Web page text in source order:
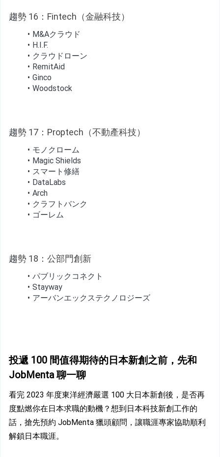
趨勢 16：Fintech（金融科技）
M&Aクラウド
H.I.F.
クラウドローン
RemitAid
Ginco
Woodstock
趨勢 17：Proptech（不動產科技）
モノクローム
Magic Shields
スマート修繕
DataLabs
Arch
クラフトバンク
ゴーレム
趨勢 18：公部門創新
パブリックコネクト
Stayway
アーバンエックステクノロジーズ
投遞 100 間值得期待的日本新創之前，先和
JobMenta 聊一聊
看完 2023 年度東洋經濟嚴選 100 大日本新創後，是否再
度點燃你在日本求職的動機？想到日本科技新創工作的
話，搶先預約 JobMenta 獵頭顧問，讓職涯專家協助順利
解鎖日本職涯。